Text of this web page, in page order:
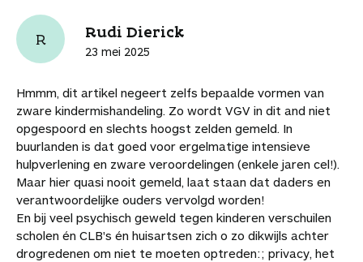
j
w
a
a
r
d
e
a
r
t
t
k
l
o
p
F
a
c
e
b
o
o
t
l
o
p
P
i
n
t
e
r
e
t
l
o
p
L
i
n
k
e
d
I
v
i
a
W
h
a
t
s
A
l
v
i
a
e
-
m
a
i
l
e
l
n
a
a
r
d
i
a
r
t
R Rudi Dierick
23 mei 2025
Hmmm, dit artikel negeert zelfs bepaalde vormen van
zware kindermishandeling. Zo wordt VGV in dit and niet
opgespoord en slechts hoogst zelden gemeld. In
buurlanden is dat goed voor ergelmatige intensieve
hulpverlening en zware veroordelingen (enkele jaren cel!).
Maar hier quasi nooit gemeld, laat staan dat daders en
verantwoordelijke ouders vervolgd worden!
En bij veel psychisch geweld tegen kinderen verschuilen
scholen én CLB's én huisartsen zich o zo dikwijls achter
drogredenen om niet te moeten optreden:; privacy, het